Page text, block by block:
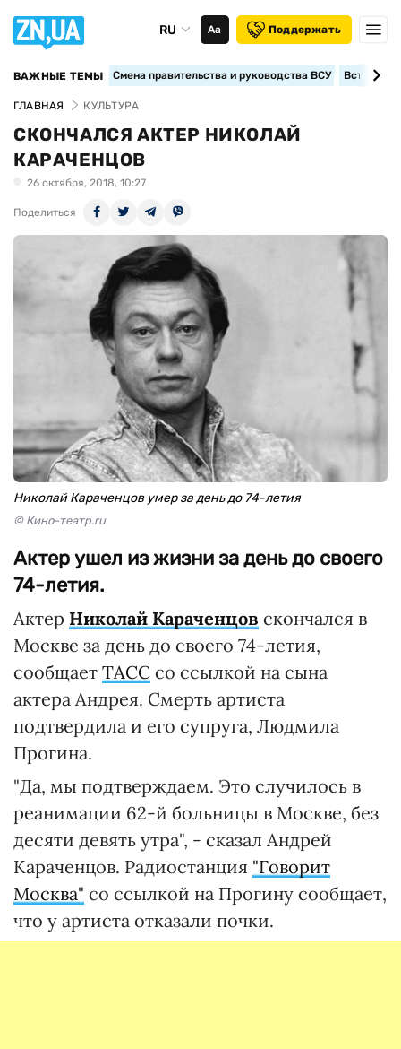
RU Аа Поддержать
ВАЖНЫЕ ТЕМЫ Смена правительства и руководства ВСУ
ГЛАВНАЯ КУЛЬТУРА
СКОНЧАЛСЯ АКТЕР НИКОЛАЙ
КАРАЧЕНЦОВ
26 октября, 2018, 10:27
Поделиться
Николай Караченцов умер за день до 74-летия
© Кино-театр.ru
Актер ушел из жизни за день до своего
74-летия.
Актер Николай Караченцов скончался в
Москве за день до своего 74-летия,
сообщает ТАСС со ссылкой на сына
актера Андрея. Смерть артиста
подтвердила и его супруга, Людмила
Прогина.
"Да, мы подтверждаем. Это случилось в
реанимации 62-й больницы в Москве, без
десяти девять утра", - сказал Андрей
Караченцов. Радиостанция "Говорит
Москва" со ссылкой на Прогину сообщает,
что у артиста отказали почки.